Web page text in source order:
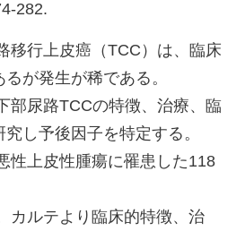
282.
移行上皮癌（TCC）は、臨床
が発生が稀である。
部尿路TCCの特徴、治療、臨
し予後因子を特定する。
性上皮性腫瘍に罹患した118
カルテより臨床的特徴、治